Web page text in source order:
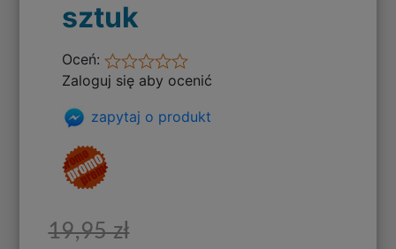
sztuk
Oceń:
Zaloguj się aby ocenić
zapytaj o produkt
19,95 zł